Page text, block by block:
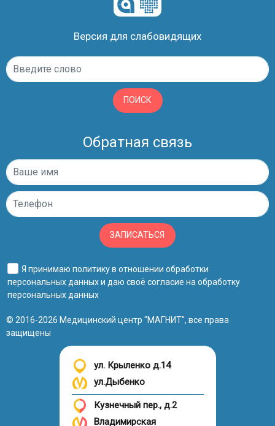
Версия для слабовидящих
ПОИСК
Обратная связь
ЗАПИСАТЬСЯ
Я принимаю политику в отношении обработки
персональных данныхи даю своё согласие на обработку
персональных данных
© 2016-2026 Медицинский центр "МАГНИТ", все права
защищены
ул. Крыленко д.14
ул.Дыбенко
Кузнечный пер., д.2
Владимирская